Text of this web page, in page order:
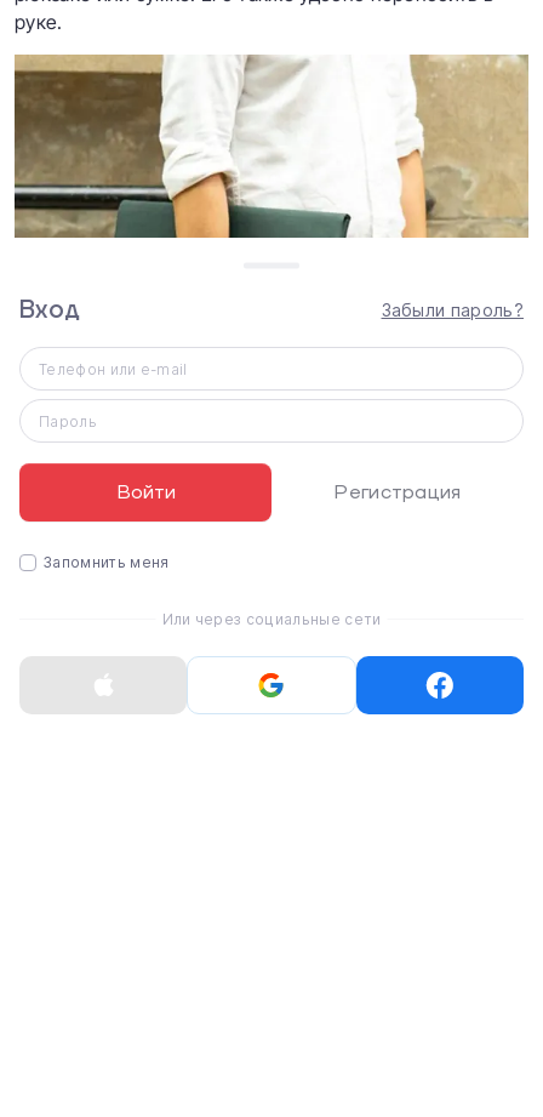
руке.
Вход Забыли пароль?
Телефон или e-mail
Пароль
Войти Регистрация
Запомнить меня
Или через социальные сети